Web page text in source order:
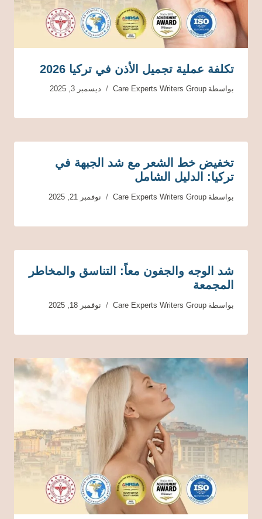
تكلفة عملية تجميل الأذن في تركيا 2026
بواسطة Care Experts Writers Group ديسمبر 3, 2025
تخفيض خط الشعر مع شد الجبهة في
تركيا: الدليل الشامل
بواسطة Care Experts Writers Group نوفمبر 21, 2025
شد الوجه والجفون معاً: التناسق والمخاطر
المجمعة
بواسطة Care Experts Writers Group نوفمبر 18, 2025